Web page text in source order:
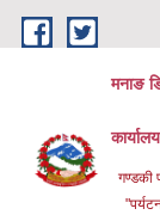
Skip to main content
मनाङ
कार्यालय
गण्डकी